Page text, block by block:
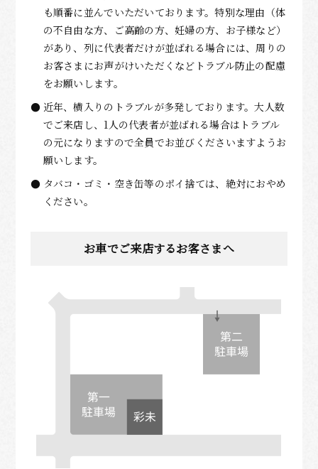
も順番に並んでいただいております。特別な理由（体
の不自由な方、ご高齢の方、妊婦の方、お子様など）
があり、列に代表者だけが並ばれる場合には、周りの
お客さまにお声がけいただくなどトラブル防止の配慮
をお願いします。
近年、横入りのトラブルが多発しております。大人数
でご来店し、1人の代表者が並ばれる場合はトラブル
の元になりますので全員でお並びくださいますようお
願いします。
タバコ・ゴミ・空き缶等のポイ捨ては、絶対におやめ
ください。
お車でご来店するお客さまへ